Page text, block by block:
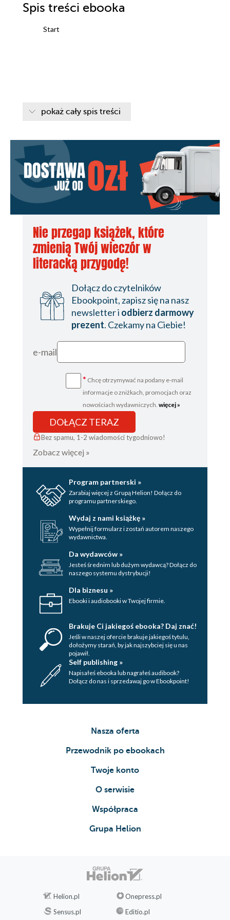
Spis treści ebooka
Start
pokaż cały spis treści
Nie przegap książek, które
zmienią Twój wieczór w
literacką przygodę!
Dołącz do czytelników
Ebookpoint, zapisz się na nasz
newsletter i odbierz darmowy
prezent. Czekamy na Ciebie!
e-mail
* Chcę otrzymywać na podany e-mail
informacje o zniżkach, promocjach oraz
nowościach wydawniczych. więcej »
DOŁĄCZ TERAZ
Bez spamu, 1-2 wiadomości tygodniowo!
Zobacz więcej »
Program partnerski »
Zarabiaj więcej z Grupą Helion! Dołącz do
programu partnerskiego.
Wydaj z nami książkę »
Wypełnij formularz i zostań autorem naszego
wydawnictwa.
Da wydawców »
Jesteś średnim lub dużym wydawcą? Dołącz do
naszego systemu dystrybucji!
Dla biznesu »
Ebooki i audiobooki w Twojej firmie.
Brakuje Ci jakiegoś ebooka? Daj znać!
Jeśli w naszej ofercie brakuje jakiegoś tytulu,
dołożymy starań, by jak najszybciej się u nas
pojawił.
Self publishing »
Napisałeś ebooka lub nagrałeś audibook?
Dołącz do nas i sprzedawaj go w Ebookpoint!
Nasza oferta
Przewodnik po ebookach
Twoje konto
O serwisie
Współpraca
Grupa Helion
Helion.pl
Onepress.pl
Sensus.pl
Editio.pl